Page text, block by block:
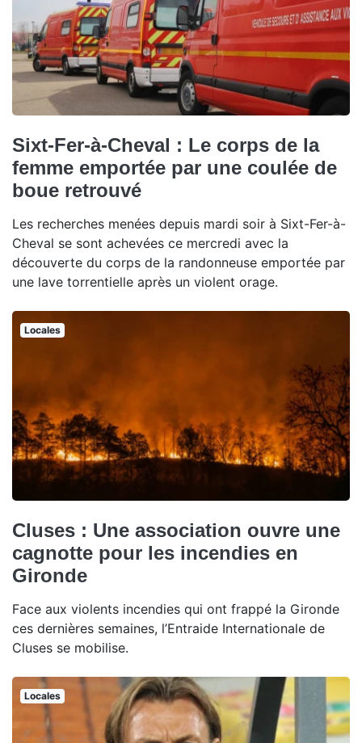
Sixt-Fer-à-Cheval : Le corps de la
femme emportée par une coulée de
boue retrouvé
Les recherches menées depuis mardi soir à Sixt-Fer-à-
Cheval se sont achevées ce mercredi avec la
découverte du corps de la randonneuse emportée par
une lave torrentielle après un violent orage.
Locales
Cluses : Une association ouvre une
cagnotte pour les incendies en
Gironde
Face aux violents incendies qui ont frappé la Gironde
ces dernières semaines, l’Entraide Internationale de
Cluses se mobilise.
Locales